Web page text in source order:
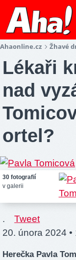
Ahaonline.cz Žhavé
Lékaři
nad
ortel?
30 fotografií
v galerii
.
Tweet
20. února 2024 •
Herečka Pavla